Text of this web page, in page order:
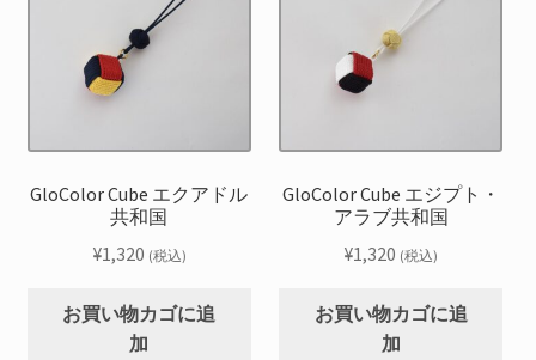
GloColor Cube エクアドル
共和国
¥1,320 (税込)
お買い物カゴに追
加
GloColor Cube エジプト・
アラブ共和国
¥1,320 (税込)
お買い物カゴに追
加